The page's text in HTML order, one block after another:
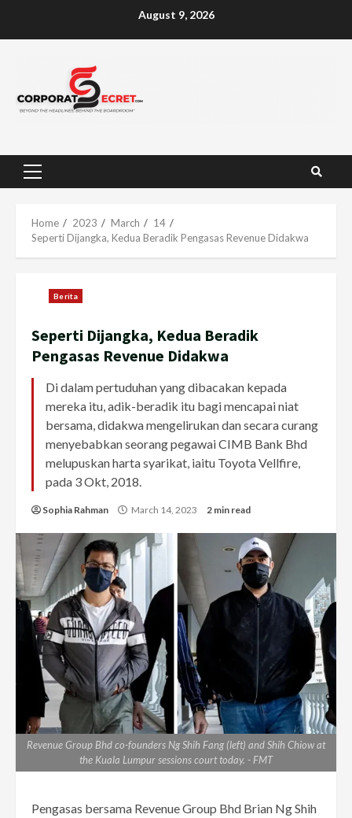
August 9, 2026
Primary
Home 2023 March
14
Seperti Dijangka, Kedua Beradik Pengasas Revenue Didakwa
Berita
Seperti Dijangka, Kedua Beradik
Pengasas Revenue Didakwa
Di dalam pertuduhan yang dibacakan kepada
mereka itu, adik-beradik itu bagi mencapai niat
bersama, didakwa mengelirukan dan secara curang
menyebabkan seorang pegawai CIMB Bank Bhd
melupuskan harta syarikat, iaitu Toyota Vellfire,
pada 3 Okt, 2018.
Sophia Rahman March 14, 2023 2 min read
Revenue Group Bhd co-founders Ng Shih Fang (left) and Shih Chiow at
the Kuala Lumpur sessions court today. - FMT
Pengasas bersama Revenue Group Bhd Brian Ng Shih